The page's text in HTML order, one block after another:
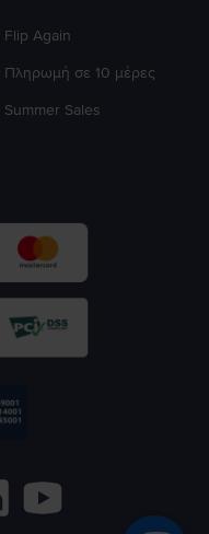
Flip Again
Πληρωμή σε 10 μέρες
Summer Sales